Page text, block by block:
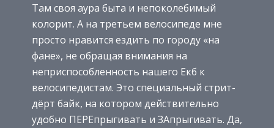
Там своя аура быта и непоколебимый
колорит. А на третьем велосипеде мне
просто нравится ездить по городу «на
фане», не обращая внимания на
неприспособленность нашего Екб к
велосипедистам. Это специальный стрит-
дёрт байк, на котором действительно
удобно ПЕРЕпрыгивать и ЗАпрыгивать. Да,